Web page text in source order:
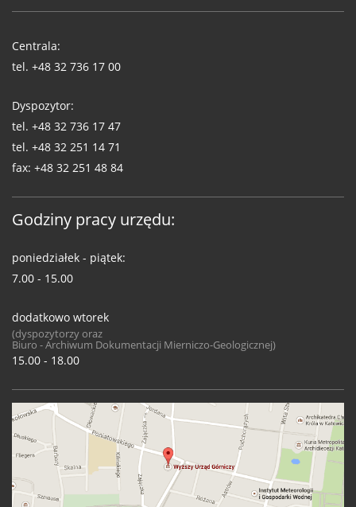
WUG
Centrala:
tel. +48 32 736 17 00
Dyspozytor:
tel. +48 32 736 17 47
tel. +48 32 251 14 71
fax: +48 32 251 48 84
Godziny pracy urzędu:
poniedziałek - piątek:
7.00 - 15.00
dodatkowo wtorek
(dyspozytorzy oraz
Biuro - Archiwum Dokumentacji Mierniczo-Geologicznej)
15.00 - 18.00